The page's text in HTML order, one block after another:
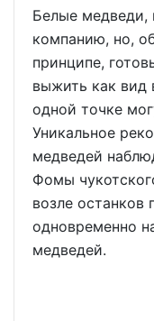
Белые медведи,
компанию, но,
принципе,
выжить как вид
одной точке
Уникальное
медведей
Фомы
возле останков
одновременно
медведей.